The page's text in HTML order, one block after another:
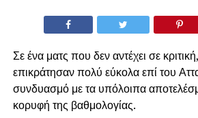
Σε ένα ματς που δεν αντέχει σε
επικράτησαν πολύ εύκολα επί του
συνδυασμό με τα υπόλοιπα
κορυφή της βαθμολογίας.